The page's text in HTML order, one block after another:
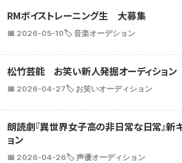
RMボイストレーニング生 大募集
📅 2026-05-10🏷️ 音楽オーデション
松竹芸能 お笑い新人発掘オーディション
📅 2026-04-27🏷️ お笑いオーディション
朗読劇『異世界女子高の非日常な日常』新
ョン
📅 2026-04-26🏷️ 声優オーディション